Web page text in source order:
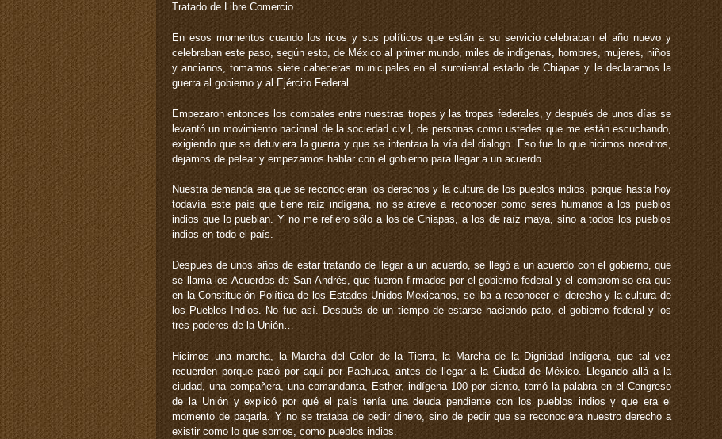
Tratado de Libre Comercio.
En esos momentos cuando los ricos y sus políticos que están a su servicio celebraban el año nuevo y
celebraban este paso, según esto, de México al primer mundo, miles de indígenas, hombres, mujeres, niños
y ancianos, tomamos siete cabeceras municipales en el suroriental estado de Chiapas y le declaramos la
guerra al gobierno y al Ejército Federal.
Empezaron entonces los combates entre nuestras tropas y las tropas federales, y después de unos días se
levantó un movimiento nacional de la sociedad civil, de personas como ustedes que me están escuchando,
exigiendo que se detuviera la guerra y que se intentara la vía del dialogo. Eso fue lo que hicimos nosotros,
dejamos de pelear y empezamos hablar con el gobierno para llegar a un acuerdo.
Nuestra demanda era que se reconocieran los derechos y la cultura de los pueblos indios, porque hasta hoy
todavía este país que tiene raíz indígena, no se atreve a reconocer como seres humanos a los pueblos
indios que lo pueblan. Y no me refiero sólo a los de Chiapas, a los de raíz maya, sino a todos los pueblos
indios en todo el país.
Después de unos años de estar tratando de llegar a un acuerdo, se llegó a un acuerdo con el gobierno, que
se llama los Acuerdos de San Andrés, que fueron firmados por el gobierno federal y el compromiso era que
en la Constitución Política de los Estados Unidos Mexicanos, se iba a reconocer el derecho y la cultura de
los Pueblos Indios. No fue así. Después de un tiempo de estarse haciendo pato, el gobierno federal y los
tres poderes de la Unión…
Hicimos una marcha, la Marcha del Color de la Tierra, la Marcha de la Dignidad Indígena, que tal vez
recuerden porque pasó por aquí por Pachuca, antes de llegar a la Ciudad de México. Llegando allá a la
ciudad, una compañera, una comandanta, Esther, indígena 100 por ciento, tomó la palabra en el Congreso
de la Unión y explicó por qué el país tenía una deuda pendiente con los pueblos indios y que era el
momento de pagarla. Y no se trataba de pedir dinero, sino de pedir que se reconociera nuestro derecho a
existir como lo que somos, como pueblos indios.